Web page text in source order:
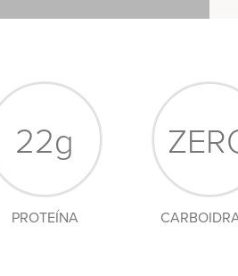
22g
PROTEÍNA